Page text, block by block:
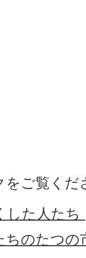
をご覧く
した人た
ちのたつの